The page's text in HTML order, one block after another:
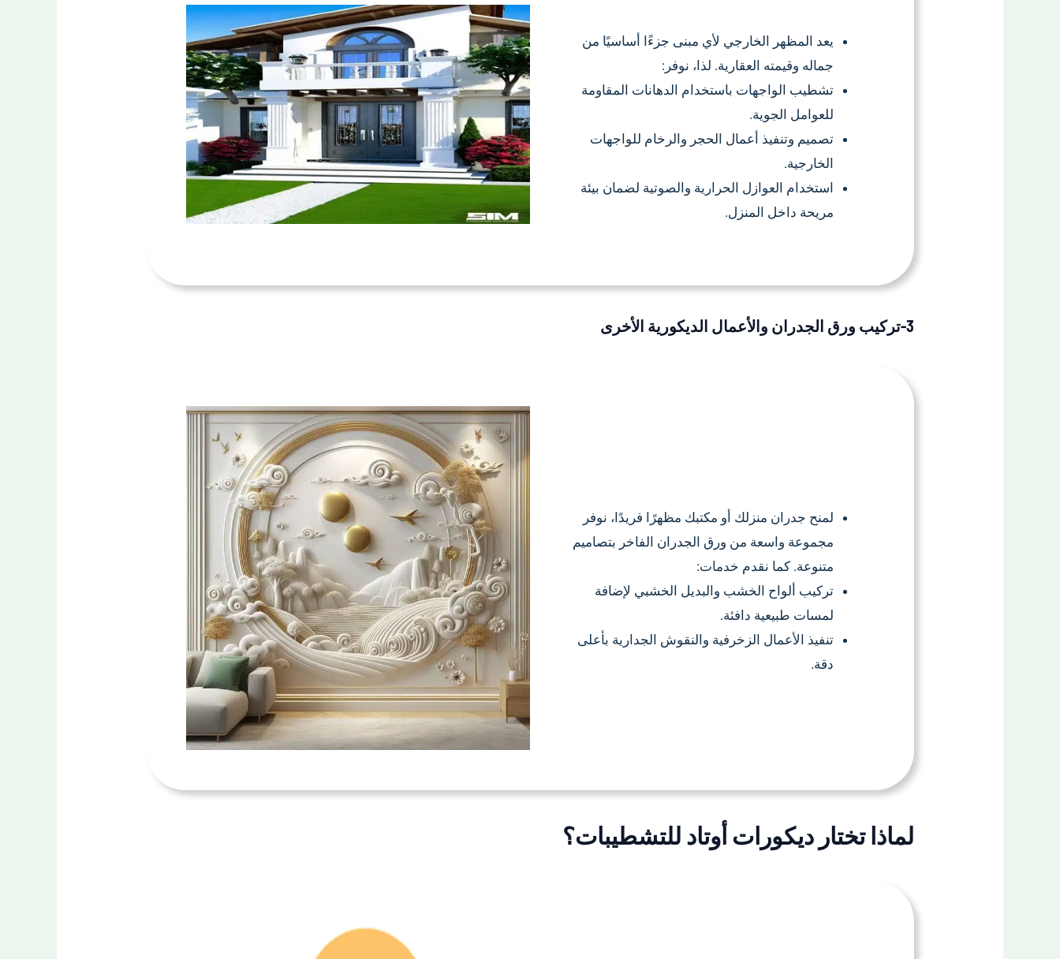
يعد المظهر الخارجي لأي مبنى جزءًا أساسيًا من
جماله وقيمته العقارية. لذا، نوفر:
تشطيب الواجهات باستخدام الدهانات المقاومة
للعوامل الجوية.
تصميم وتنفيذ أعمال الحجر والرخام للواجهات
الخارجية.
استخدام العوازل الحرارية والصوتية لضمان بيئة
مريحة داخل المنزل.
3-تركيب ورق الجدران والأعمال الديكورية الأخرى
لمنح جدران منزلك أو مكتبك مظهرًا فريدًا، نوفر
مجموعة واسعة من ورق الجدران الفاخر بتصاميم
متنوعة. كما نقدم خدمات:
تركيب ألواح الخشب والبديل الخشبي لإضافة
لمسات طبيعية دافئة.
تنفيذ الأعمال الزخرفية والنقوش الجدارية بأعلى
دقة.
لماذا تختار ديكورات أوتاد للتشطيبات؟